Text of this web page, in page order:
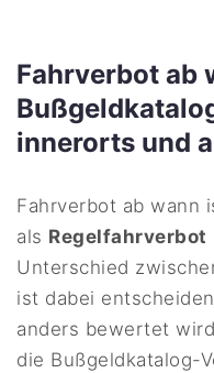
Fahrverbot ab
innerorts und
Fahrverbot ab wann
als Regelfahrverbot
Unterschied
ist dabei
anders bewertet
die Bußgeldkatalog-